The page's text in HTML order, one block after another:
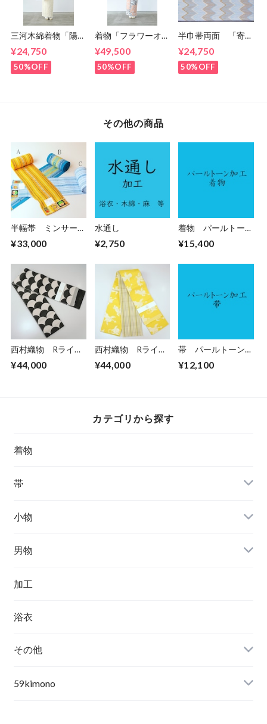
三河木綿着物「陽
9kimono2024
¥24,750
50%OFF
着物「フラワーオン
9kimono2024
¥49,500
50%OFF
半巾帯両面 「寄り
ミルフィーユ」
59kimono
¥24,750
50%OFF
その他の商品
半幅帯 ミンサー花
¥33,000
水通し
¥2,750
着物 パールトーン
¥15,400
西村織物 Rライ
¥44,000
西村織物 Rライ
Cupido
¥44,000
帯 パールトーン加
¥12,100
カテゴリから探す
着物
帯
小物
男物
加工
浴衣
その他
59kimono